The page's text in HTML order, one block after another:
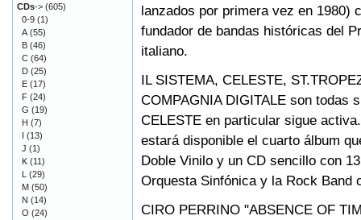
lanzados por primera vez en 1980)
fundador de bandas históricas del
italiano.
IL SISTEMA, CELESTE,
COMPAGNIA DIGITALE son todas
CELESTE en particular sigue
estará disponible el cuarto álbum
Doble Vinilo y un CD sencillo con
Orquesta Sinfónica y la Rock Band
CIRO PERRINO "ABSENCE OF
CDs-> (605)
0-9 (1)
A (55)
B (46)
C (64)
D (25)
E (17)
F (24)
G (19)
H (7)
I (13)
J (1)
K (11)
L (29)
M (50)
N (14)
O (24)